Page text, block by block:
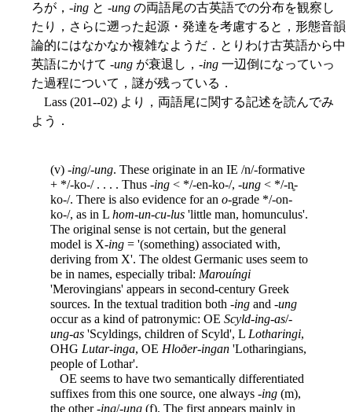
ろが，-ing と -ung の両語尾の古英語での分布を観察し
たり，さらに遡った起源・発達を考慮すると，形態音韻
論的にはなかなか複雑なようだ．とりわけ古英語から中
英語にかけて -ung が衰退し，-ing 一辺倒になっていっ
た過程について，謎が残っている．
Lass (201--02) より，両語尾に関する記述を読んでみ
よう．
(v) -ing/-ung. These originate in an IE /n/-formative
+ */-ko-/ . . . . Thus -ing < */-en-ko-/, -ung < */-n̥-
ko-/. There is also evidence for an o-grade */-on-
ko-/, as in L hom-un-cu-lus 'little man, homunculus'.
The original sense is not certain, but the general
model is X-ing = '(something) associated with,
deriving from X'. The oldest Germanic uses seem to
be in names, especially tribal: Marouíngi
'Merovingians' appears in second-century Greek
sources. In the textual tradition both -ing and -ung
occur as a kind of patronymic: OE Scyld-ing-as/-
ung-as 'Scyldings, children of Scyld', L Lotharingi,
OHG Lutar-inga, OE Hloðer-ingan 'Lotharingians,
people of Lothar'.
OE seems to have two semantically differentiated
suffixes from this one source, one always -ing (m),
the other -ing/-ung (f). The first appears mainly in